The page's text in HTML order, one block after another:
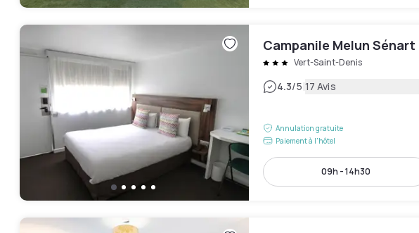
Campanile Melun
Vert-Saint-Denis
4.3/5|17 Avis
Annulation gratuite
Paiement à l'hôtel
09h - 14h30